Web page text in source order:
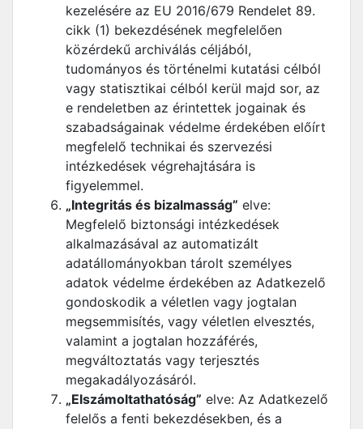
kezelésére az EU 2016/679 Rendelet 89.
cikk (1) bekezdésének megfelelően
közérdekű archiválás céljából,
tudományos és történelmi kutatási célból
vagy statisztikai célból kerül majd sor, az
e rendeletben az érintettek jogainak és
szabadságainak védelme érdekében előírt
megfelelő technikai és szervezési
intézkedések végrehajtására is
figyelemmel.
„Integritás és bizalmasság” elve:
Megfelelő biztonsági intézkedések
alkalmazásával az automatizált
adatállományokban tárolt személyes
adatok védelme érdekében az Adatkezelő
gondoskodik a véletlen vagy jogtalan
megsemmisítés, vagy véletlen elvesztés,
valamint a jogtalan hozzáférés,
megváltoztatás vagy terjesztés
megakadályozásáról.
„Elszámoltathatóság” elve: Az Adatkezelő
felelős a fenti bekezdésekben, és a